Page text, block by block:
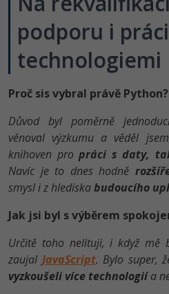
podporu i
technologiemi
Proč sis vybral právě Python?
Důvod byl poměrně
věnoval výzkumu a věděl
knihoven propráci s daty,
Navíc je to dnes hodně
smysl i z hlediskabudoucího
Jak jsi byl s výběrem
Určitě toho nelituji, i když mě
zaujal JavaScript. Bylo super,
vyzkoušeli více technologiía